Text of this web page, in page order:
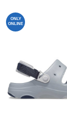
ONLY
ONLINE